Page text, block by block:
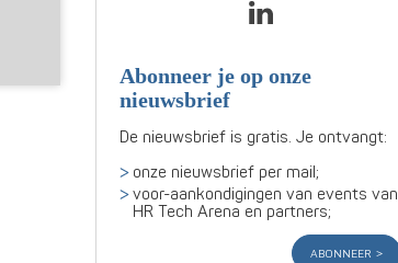
Abonneer je op onze
nieuwsbrief
De nieuwsbrief is gratis. Je ontvangt:
onze nieuwsbrief per mail;
voor-aankondigingen van events van
HR Tech Arena en partners;
abonneer